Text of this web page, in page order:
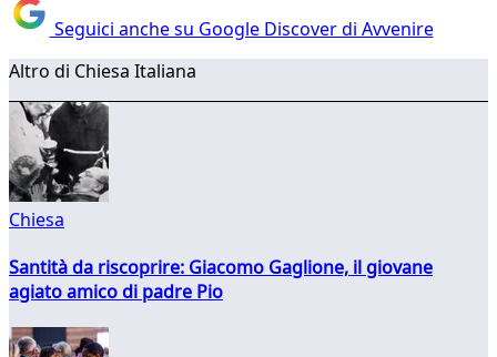
Seguici anche su Google Discover di Avvenire
Altro di Chiesa Italiana
Chiesa
Santità da riscoprire: Giacomo Gaglione, il giovane
agiato amico di padre Pio